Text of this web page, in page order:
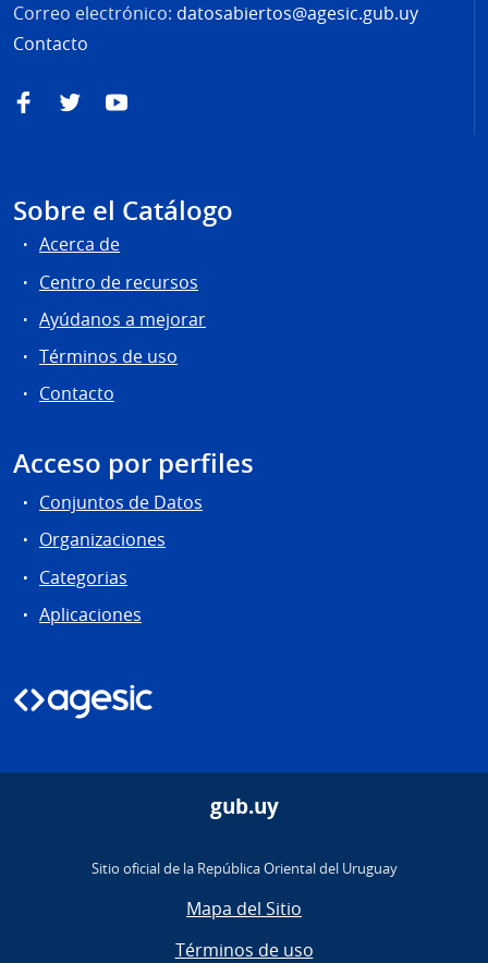
Correo electrónico: datosabiertos@agesic.gub.uy
Contacto
FacebookTwitterYouTube
Sobre el Catálogo
Acerca de
Centro de recursos
Ayúdanos a mejorar
Términos de uso
Contacto
Acceso por perfiles
Conjuntos de Datos
Organizaciones
Categorias
Aplicaciones
gub.uy
Sitio oficial de la República Oriental del Uruguay
Mapa del Sitio
Términos de uso